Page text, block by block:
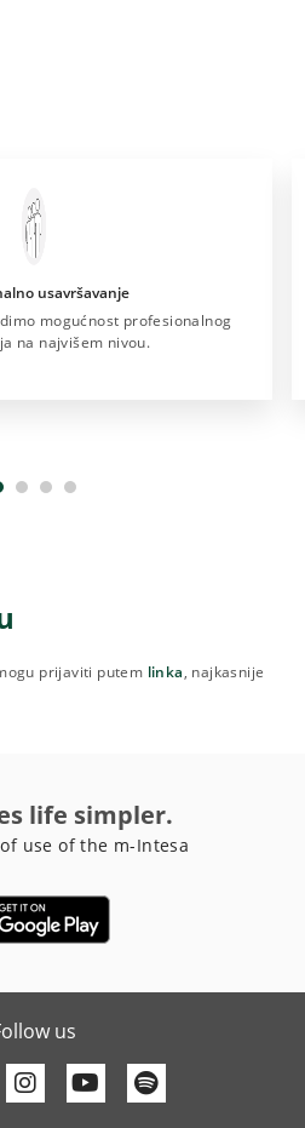
usavršavanje
mogućnost profesionalnog
na najvišem nivou.
prijaviti putem linka, najkasnije
life simpler.
use of the m-Intesa
us
Youtube